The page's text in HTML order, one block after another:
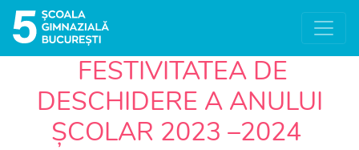
FESTIVITATEA DE
DESCHIDERE A ANULUI
ȘCOLAR 2023 –2024